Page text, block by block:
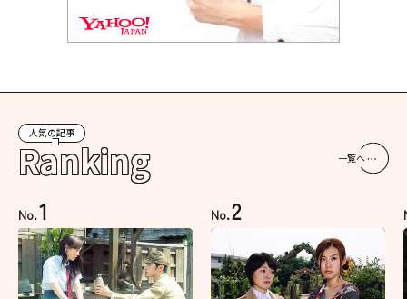
人気の記事
Ranking 一覧へ
No.1 No.2